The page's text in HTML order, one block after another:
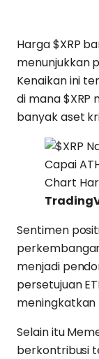
Harga $XRP
menunjukkan
Kenaikan ini
di mana
banyak aset
Chart
Sentimen
menjadi
persetujuan
meningkatkan
Selain itu
berkontribusi